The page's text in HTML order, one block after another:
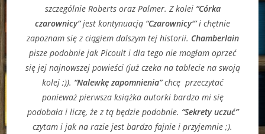
szczególnie Roberts oraz Palmer. Z kolei “Córka
czarownicy”jest kontynuacją “Czarownicy'”i chętnie
zapoznam się z ciągiem dalszym tej historii. Chamberlain
pisze podobnie jak Picoult i dla tego nie mogłam oprzeć
się jej najnowszej powieści (już czeka na tablecie na swoją
kolej ;)). “Nalewkę zapomnienia”chcę przeczytać
ponieważ pierwsza książka autorki bardzo mi się
podobała i liczę, że z tą będzie podobnie. “Sekrety uczuć”
czytam i jak na razie jest bardzo fajnie i przyjemnie ;).